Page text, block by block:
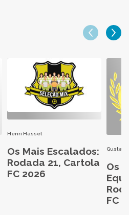
Henri Hassel
Os Mais Escalados:
Rodada 21, Cartola
FC 2026
Gustavo
Os
FC